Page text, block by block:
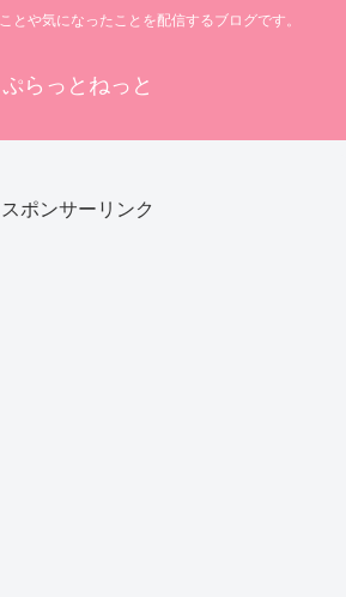
とや気になったことを配信するブログです。
ぷらっとねっと
スポンサーリンク